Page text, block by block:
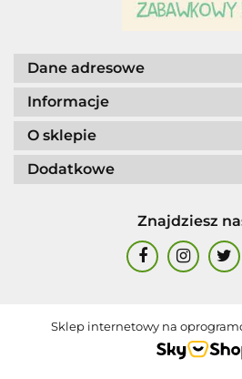
Dane adresowe
Informacje
O sklepie
Dodatkowe
Znajdziesz
Sklep internetowy na